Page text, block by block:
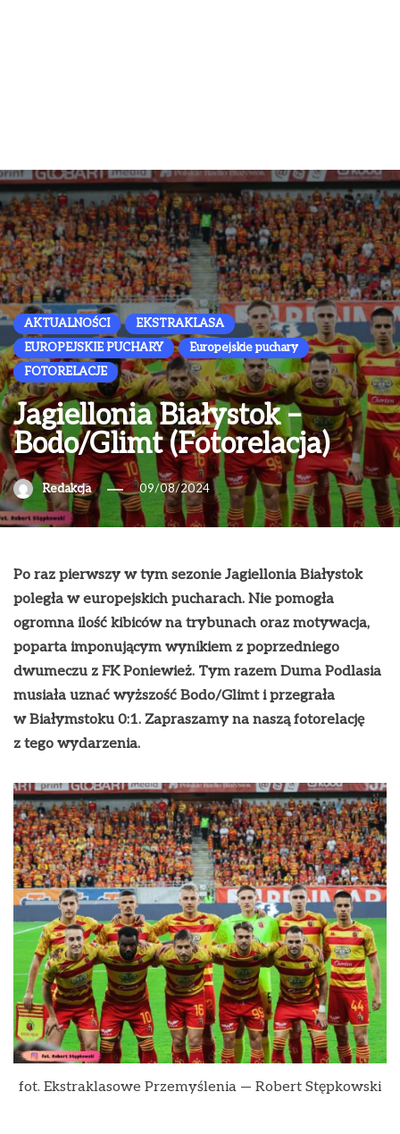
AKTUALNOŚCI
EKSTRAKLASA
EUROPEJSKIE PUCHARY
Europejskie puchary
FOTORELACJE
Jagiellonia Białystok –
Bodo/Glimt (Fotorelacja)
Redakcja 09/08/2024
Po raz pierwszy w tym sezonie Jagiellonia Białystok
poległa w europejskich pucharach. Nie pomogła
ogromna ilość kibiców na trybunach oraz motywacja,
poparta imponującym wynikiem z poprzedniego
dwumeczu z FK Poniewież. Tym razem Duma Podlasia
musiała uznać wyższość Bodo/Glimt i przegrała
w Białymstoku 0:1. Zapraszamy na naszą fotorelację
z tego wydarzenia.
fot. Ekstraklasowe Przemyślenia — Robert Stępkowski